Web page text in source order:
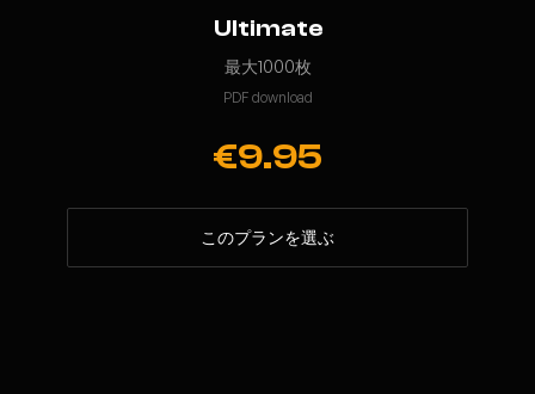
Ultimate
最大1000枚
PDF download
€9.95
このプランを選ぶ